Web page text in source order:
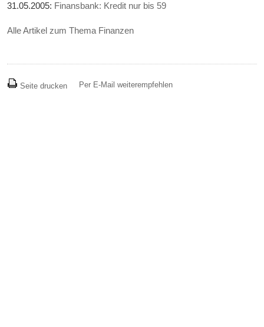
31.05.2005: Finansbank: Kredit nur bis 59
Alle Artikel zum Thema Finanzen
Seite drucken Per E-Mail weiterempfehlen